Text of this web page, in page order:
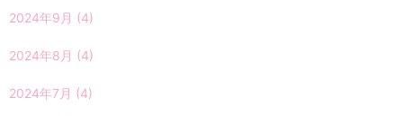
2024年9月 (4)
2024年8月 (4)
2024年7月 (4)